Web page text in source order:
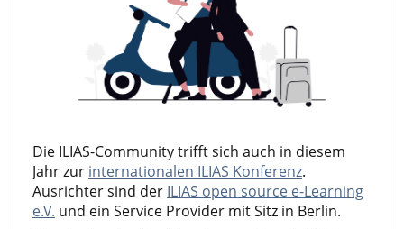
Die ILIAS-Community trifft sich auch in diesem
Jahr zur internationalen ILIAS Konferenz.
Ausrichter sind der ILIAS open source e-Learning
e.V. und ein Service Provider mit Sitz in Berlin.